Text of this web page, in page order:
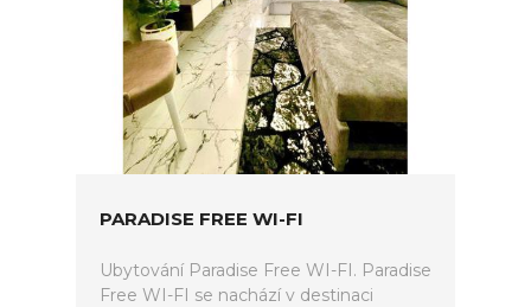
PARADISE FREE WI-FI
Ubytování Paradise Free WI-FI. Paradise
Free WI-FI se nachází v destinaci